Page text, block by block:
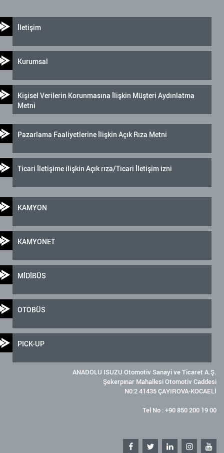
İletişim
Kurumsal
Kişisel Verilerin Korunmasına İlişkin Müşteri Aydınlatma
Metni
Pazarlama Faaliyetlerine İlişkin Açık Rıza Metni
Ticari İletişime ilişkin Açık rıza/Ticari İletişim izni
KAMYON
KAMYONET
MİDİBÜS
OTOBÜS
PICK-UP
ANADOLU ISUZU Otomotiv Sanayi ve Ticaret A.Ş.
Şekerpınar Mahallesi Otomotiv Caddesi
N0:2 41435 ÇAYIROVA-KOCAELİ
Tel No : +90 850 200 19 00